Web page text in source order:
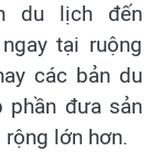
du lịch đến
tại ruộng
các bản du
đưa sản
lớn hơn.